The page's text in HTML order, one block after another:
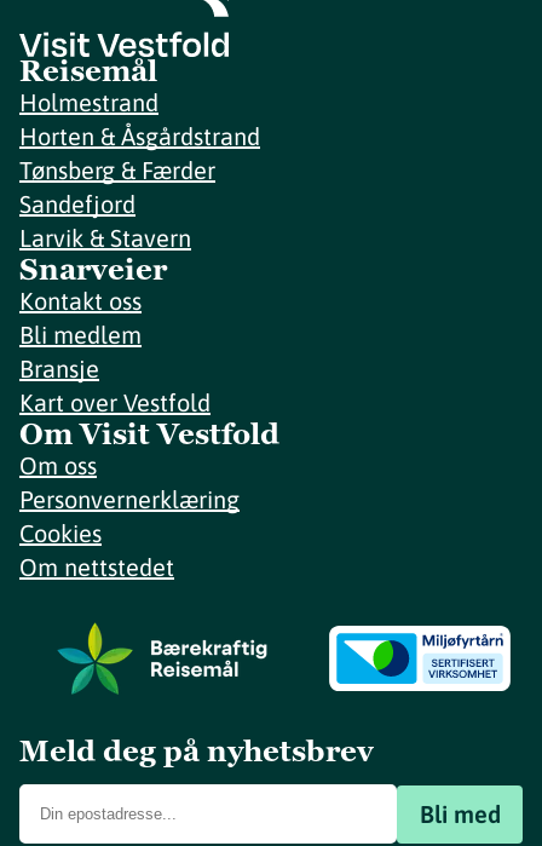
Reisemål
Holmestrand
Horten & Åsgårdstrand
Tønsberg & Færder
Sandefjord
Larvik & Stavern
Snarveier
Kontakt oss
Bli medlem
Bransje
Kart over Vestfold
Om Visit Vestfold
Om oss
Personvernerklæring
Cookies
Om nettstedet
Meld deg på nyhetsbrev
Bli med